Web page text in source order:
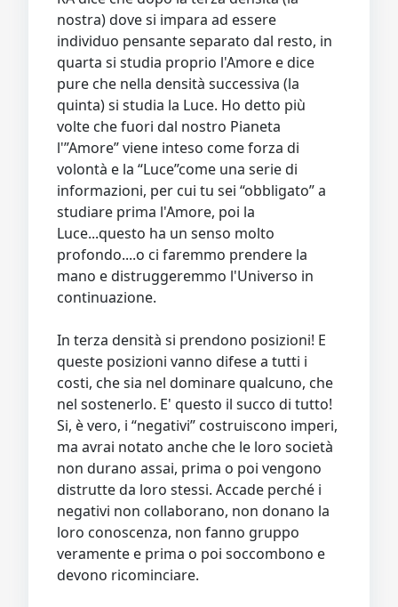
nostra) dove si impara ad essere
individuo pensante separato dal resto, in
quarta si studia proprio l'Amore e dice
pure che nella densità successiva (la
quinta) si studia la Luce. Ho detto più
volte che fuori dal nostro Pianeta
l'”Amore” viene inteso come forza di
volontà e la “Luce”come una serie di
informazioni, per cui tu sei “obbligato” a
studiare prima l'Amore, poi la
Luce...questo ha un senso molto
profondo....o ci faremmo prendere la
mano e distruggeremmo l'Universo in
continuazione.
In terza densità si prendono posizioni! E
queste posizioni vanno difese a tutti i
costi, che sia nel dominare qualcuno, che
nel sostenerlo. E' questo il succo di tutto!
Si, è vero, i “negativi” costruiscono imperi,
ma avrai notato anche che le loro società
non durano assai, prima o poi vengono
distrutte da loro stessi. Accade perché i
negativi non collaborano, non donano la
loro conoscenza, non fanno gruppo
veramente e prima o poi soccombono e
devono ricominciare.